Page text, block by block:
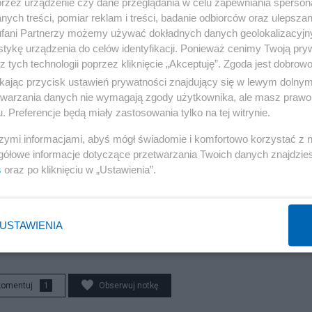
(w tym szeroko komentowanym
urząd.
60% liczby osób, które głosowały w wyborach, w
osób w przypadku obecnego głosowania. Miszalski
wyborców do niebrania udziału w referendum, aby nie
uda się, podobnie jak Hannie Gronkiewicz-
czy też czeka go los Jerzego
w referendum pomimo przyjęcia tej samej
1 Obserwuj notkę
treści, pomiar reklam i treści, badanie odbiorców oraz
Partnerzy możemy używać dokładnych danych
urządzenia do celów identyfikacji. Ponieważ cenimy Twoją
tych technologii poprzez kliknięcie „Akceptuję”. Zgoda jest
przycisk ustawień prywatności znajdujący się w lewym
danych nie wymagają zgody użytkownika, ale masz
Preferencje będą miały zastosowania tylko na tej witrynie.
informacjami, abyś mógł świadomie i komfortowo korzystać z
informacje dotyczące przetwarzania Twoich danych
oraz po kliknięciu w „Ustawienia”.
USTAWIENIA